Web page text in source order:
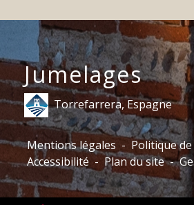
Jumelages
Torrefarrera, Espagne
Mentions légales - Politique
Accessibilité - Plan du site -